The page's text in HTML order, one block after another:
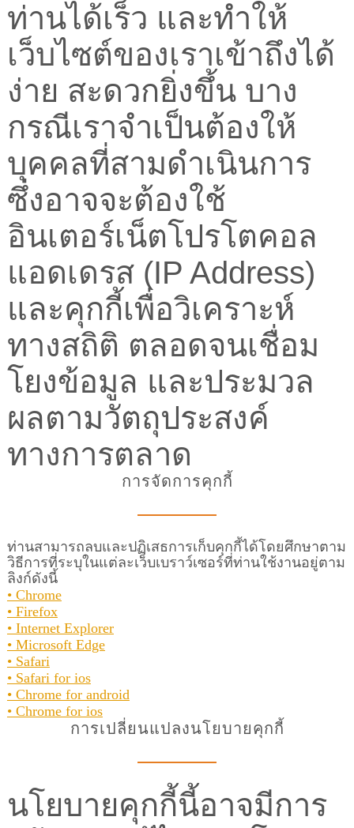
ท่านได้เร็ว และทำให้
เว็บไซต์ของเราเข้าถึงได้
ง่าย สะดวกยิ่งขึ้น บาง
กรณีเราจำเป็นต้องให้
บุคคลที่สามดำเนินการ
ซึ่งอาจจะต้องใช้
อินเตอร์เน็ตโปรโตคอล
แอดเดรส (IP Address)
และคุกกี้เพื่อวิเคราะห์
ทางสถิติ ตลอดจนเชื่อม
โยงข้อมูล และประมวล
ผลตามวัตถุประสงค์
ทางการตลาด
การจัดการคุกกี้
ท่านสามารถลบและปฏิเสธการเก็บคุกกี้ได้โดยศึกษาตาม
วิธีการที่ระบุในแต่ละเว็บเบราว์เซอร์ที่ท่านใช้งานอยู่ตาม
ลิงก์ดังนี้
• Chrome
• Firefox
• Internet Explorer
• Microsoft Edge
• Safari
• Safari for ios
• Chrome for android
• Chrome for ios
การเปลี่ยนแปลงนโยบายคุกกี้
นโยบายคุกกี้นี้อาจมีการ